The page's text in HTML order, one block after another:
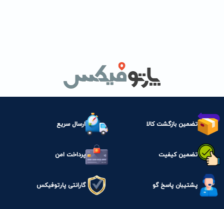
تضمین بازگشت کالا ارسال سریع
تضمین کیفیت پرداخت امن
پشتیبان پاسخ گو گارانتی پارتوفیکس